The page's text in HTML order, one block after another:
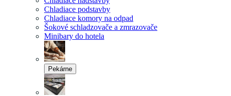
Chladiace podstavby
Chladiace komory na odpad
Šokové schladzovače a zmrazovače
Minibary do hotela
Pekárne